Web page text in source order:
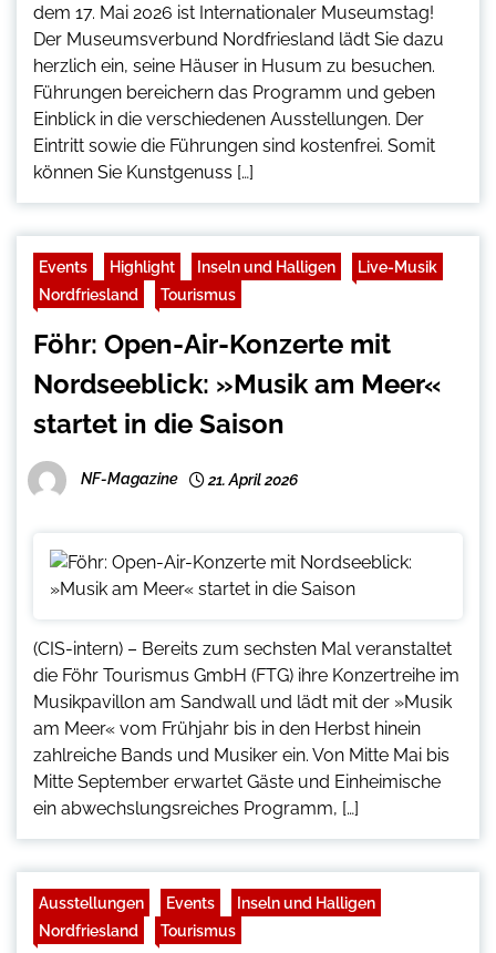
dem 17. Mai 2026 ist Internationaler Museumstag!
Der Museumsverbund Nordfriesland lädt Sie dazu
herzlich ein, seine Häuser in Husum zu besuchen.
Führungen bereichern das Programm und geben
Einblick in die verschiedenen Ausstellungen. Der
Eintritt sowie die Führungen sind kostenfrei. Somit
können Sie Kunstgenuss […]
Events Highlight Inseln und Halligen
Live-Musik
Nordfriesland
Tourismus
Föhr: Open-Air-Konzerte mit
Nordseeblick: »Musik am Meer«
startet in die Saison
NF-Magazine 21. April 2026
(CIS-intern) – Bereits zum sechsten Mal veranstaltet
die Föhr Tourismus GmbH (FTG) ihre Konzertreihe im
Musikpavillon am Sandwall und lädt mit der »Musik
am Meer« vom Frühjahr bis in den Herbst hinein
zahlreiche Bands und Musiker ein. Von Mitte Mai bis
Mitte September erwartet Gäste und Einheimische
ein abwechslungsreiches Programm, […]
Ausstellungen Events
Inseln und Halligen
Nordfriesland
Tourismus